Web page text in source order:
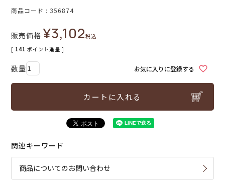
商品コード 356874
販売価格 ¥3,102税込
[ 141 ポイント進呈 ]
お気に入りに登録する
カートに入れる
関連キーワード
商品についてのお問い合わせ